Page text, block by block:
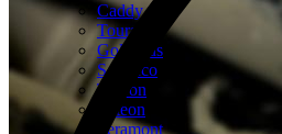
Caddy
Touran
Golf Plus
Scirocco
Tayron
Arteon
Teramont